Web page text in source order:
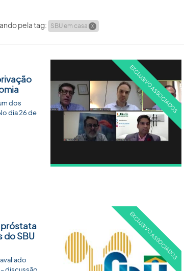
pela tag: SBU em casa X
dos
dia 26 de
próstata
do SBU